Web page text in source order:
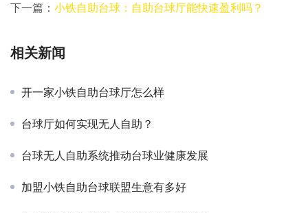
下一篇： 小铁自助台球：自助台球厅能快速盈利吗？
相关新闻
开一家小铁自助台球厅怎么样
台球厅如何实现无人自助？
台球无人自助系统推动台球业健康发展
加盟小铁自助台球联盟生意有多好